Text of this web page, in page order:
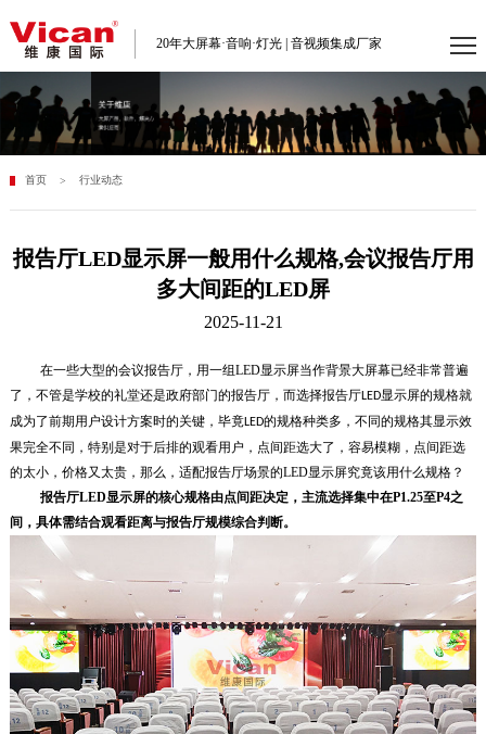
20年大屏幕·音响·灯光 | 音视频集成厂家
首页 > 行业动态
报告厅LED显示屏一般用什么规格,会议报告厅用
多大间距的LED屏
2025-11-21
在一些大型的会议报告厅，用一组LED显示屏当作背景大屏幕已经非常普遍
了，不管是学校的礼堂还是政府部门的报告厅，而选择报告厅LED显示屏的规格就
成为了前期用户设计方案时的关键，毕竟LED的规格种类多，不同的规格其显示效
果完全不同，特别是对于后排的观看用户，点间距选大了，容易模糊，点间距选
的太小，价格又太贵，那么，适配报告厅场景的LED显示屏究竟该用什么规格？
报告厅LED显示屏的核心规格由点间距决定，主流选择集中在P1.25至P4之
间，具体需结合观看距离与报告厅规模综合判断。